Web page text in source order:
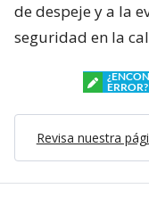
de despeje y a la
seguridad en la
ERROR?
Revisa nuestra